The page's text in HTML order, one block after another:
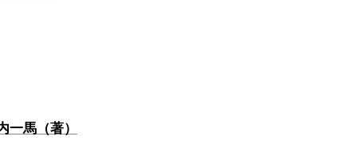
馬（著）